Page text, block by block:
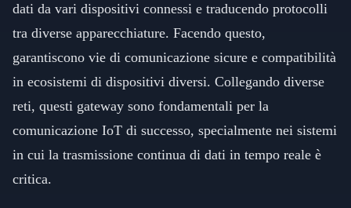
dati da vari dispositivi connessi e traducendo protocolli
tra diverse apparecchiature. Facendo questo,
garantiscono vie di comunicazione sicure e compatibilità
in ecosistemi di dispositivi diversi. Collegando diverse
reti, questi gateway sono fondamentali per la
comunicazione IoT di successo, specialmente nei sistemi
in cui la trasmissione continua di dati in tempo reale è
critica.